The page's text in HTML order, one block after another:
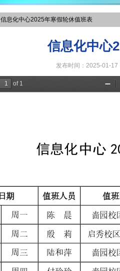
信息化中心2025年寒假轮休值班表
信息化中心
发布时间：2025-01-17